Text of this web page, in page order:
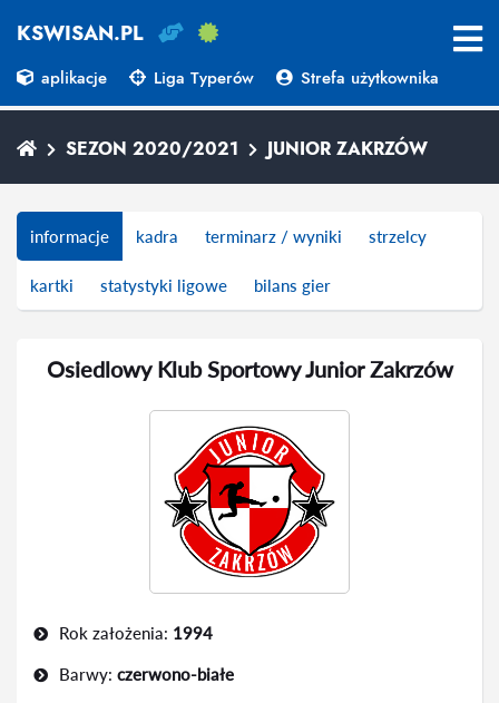
KSWISAN.PL
aplikacje Liga Typerów Strefa użytkownika
SEZON 2020/2021 JUNIOR ZAKRZÓW
informacje kadra terminarz / wyniki strzelcy
kartki statystyki ligowe bilans gier
Osiedlowy Klub Sportowy Junior Zakrzów
Rok założenia: 1994
Barwy: czerwono-białe